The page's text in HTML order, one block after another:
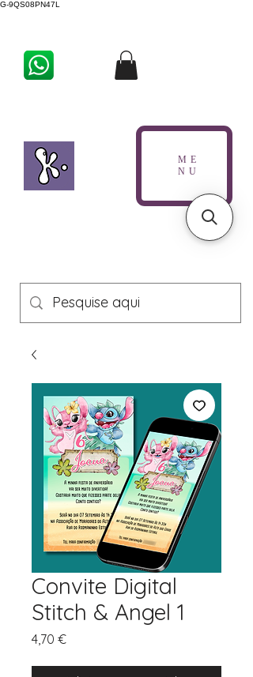
G-9QS08PN47L
ME
NU
Convite Digital
Stitch & Angel 1
4,70 €Preço